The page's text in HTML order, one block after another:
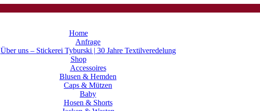
Home
Anfrage
Über uns – Stickerei Tyburski | 30 Jahre Textilveredelung
Shop
Accessoires
Blusen & Hemden
Caps & Mützen
Baby
Hosen & Shorts